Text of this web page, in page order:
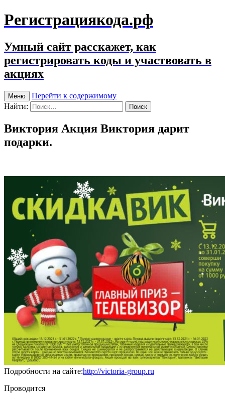
Регистрациякода.рф
Умный сайт расскажет, как
регистрировать коды и участвовать в
акциях
Меню
Перейти к содержимому
Найти:
Виктория Акция Виктория дарит
подарки.
Подробности на сайте:http://victoria-group.ru
Проводится